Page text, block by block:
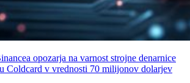
opozarja na varnost strojne denarnice
Coldcard v vrednosti 70 milijonov dolarjev